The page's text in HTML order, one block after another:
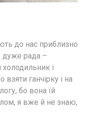
до нас приблизно
дуже рада –
і
взяти ганчірку і на
бо вона їй
я вже й не знаю,